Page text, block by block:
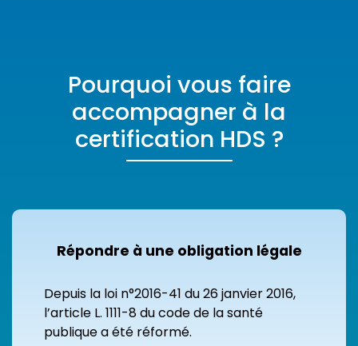
Pourquoi vous faire
accompagner à la
certification HDS ?
Répondre à une obligation légale
Depuis la loi n°2016-41 du 26 janvier 2016,
l’article L. 1111-8 du code de la santé
publique a été réformé.